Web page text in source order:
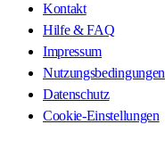
Kontakt
Hilfe & FAQ
Impressum
Nutzungsbedingungen
Datenschutz
Cookie-Einstellungen